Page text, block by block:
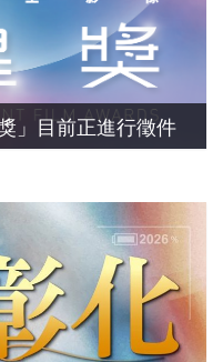
」目前正進行徵件
生踴躍報名參加